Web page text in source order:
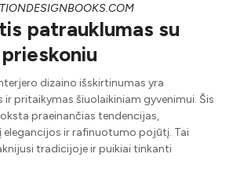
patrauklumas su
dizaino išskirtinumas yra
ir pritaikymas šiuolaikiniam gyvenimui. Šis
praeinančias tendencijas,
elegancijos ir rafinuotumo pojūtį. Tai
tradicijoje ir puikiai tinkanti